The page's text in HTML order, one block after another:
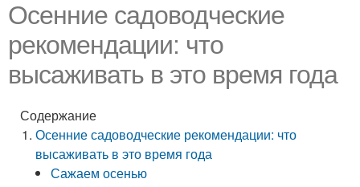
Осенние садоводческие
рекомендации: что
высаживать в это время года
Содержание
Осенние садоводческие рекомендации: что
высаживать в это время года
Сажаем осенью